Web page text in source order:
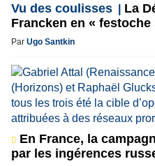
Vu des coulisses
La
Francken en « festoche
Par Ugo Santkin
En France, la
par les ingérences